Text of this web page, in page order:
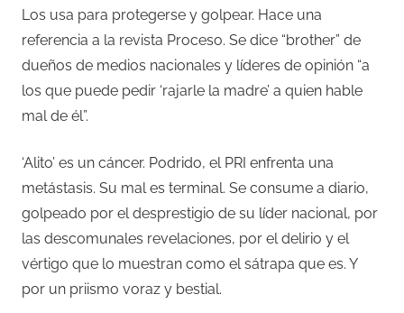
Los usa para protegerse y golpear. Hace una
referencia a la revista Proceso. Se dice “brother” de
dueños de medios nacionales y líderes de opinión “a
los que puede pedir ‘rajarle la madre’ a quien hable
mal de él”.
‘Alito’ es un cáncer. Podrido, el PRI enfrenta una
metástasis. Su mal es terminal. Se consume a diario,
golpeado por el desprestigio de su líder nacional, por
las descomunales revelaciones, por el delirio y el
vértigo que lo muestran como el sátrapa que es. Y
por un priismo voraz y bestial.